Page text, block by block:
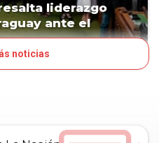
liderazgo
ante el
noticias